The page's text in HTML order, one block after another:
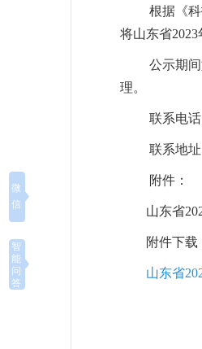
根据《
将山东省
公示期
理。
联系电话
联系地
附件：
山东省
附件下载
山东省
微
信
智
能
问
答